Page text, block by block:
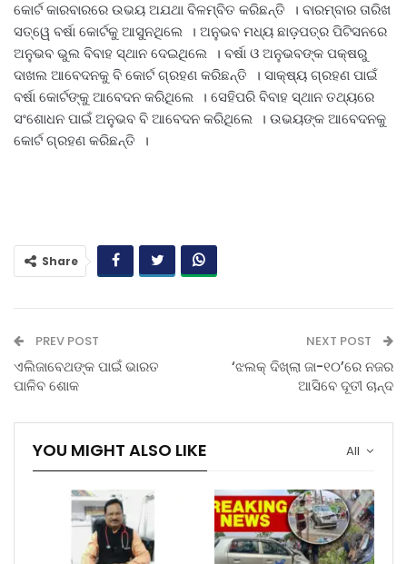
କୋର୍ଟ କାରବାରରେ ଉଭୟ ଅଯଥା ବିଳମ୍ବିତ କରିଛନ୍ତି । ବାରମ୍ବାର ତାରିଖ
ସତ୍ୱେ ବର୍ଷା କୋର୍ଟକୁ ଆସୁନଥିଲେ । ଅନୁଭବ ମଧ୍ୟ ଛାଡ଼ପତ୍ର ପିଟିସନରେ
ଅନୁଭବ ଭୁଲ ବିବାହ ସ୍ଥାନ ଦେଇଥିଲେ । ବର୍ଷା ଓ ଅନୁଭବଙ୍କ ପକ୍ଷରୁ
ଦାଖଲ ଆବେଦନକୁ ବି କୋର୍ଟ ଗ୍ରହଣ କରିଛନ୍ତି । ସାକ୍ଷ୍ୟ ଗ୍ରହଣ ପାଇଁ
ବର୍ଷା କୋର୍ଟଙ୍କୁ ଆବେଦନ କରିଥିଲେ । ସେହିପରି ବିବାହ ସ୍ଥାନ ତଥ୍ୟରେ
ସଂଶୋଧନ ପାଇଁ ଅନୁଭବ ବି ଆବେଦନ କରିଥିଲେ । ଉଭୟଙ୍କ ଆବେଦନକୁ
କୋର୍ଟ ଗ୍ରହଣ କରିଛନ୍ତି ।
Share
PREV POST
ଏଲିଜାବେଥଙ୍କ ପାଇଁ ଭାରତ
ପାଳିବ ଶୋକ
NEXT POST
‘ଝଲକ୍‌ ଦିଖ୍‌ଲା ଜା-୧୦’ରେ ନଜର
ଆସିବେ ଦୂତୀ ଚାନ୍ଦ
All
YOU MIGHT ALSO LIKE